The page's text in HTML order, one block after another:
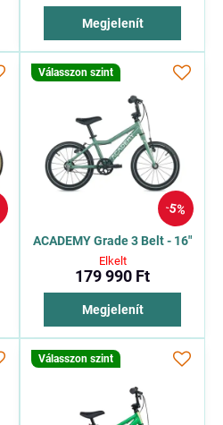
Megjelenít
5%
Válasszon szint
ACADEMY Grade 3 Belt - 16"
Elkelt
179 990 Ft
Megjelenít
Válasszon szint